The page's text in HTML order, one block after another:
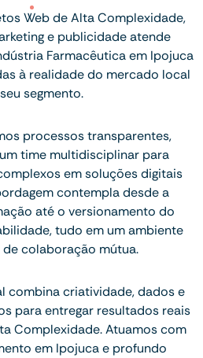
Web de Alta Complexidade,
e publicidade atende
Farmacêutica em Ipojuca
à realidade do mercado local
segmento.
processos transparentes,
time multidisciplinar para
em soluções digitais
contempla desde a
até o versionamento do
tudo em um ambiente
colaboração mútua.
combina criatividade, dados e
para entregar resultados reais
Complexidade. Atuamos com
em Ipojuca e profundo